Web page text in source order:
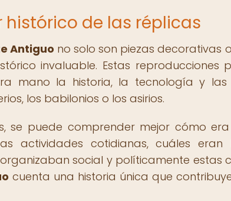
de las réplicas
Antiguo no solo son piezas decorativas
invaluable. Estas reproducciones
mano la historia, la tecnología y las
los babilonios o los asirios.
se puede comprender mejor cómo
actividades cotidianas, cuáles eran
social y políticamente estas
cuenta una historia única que